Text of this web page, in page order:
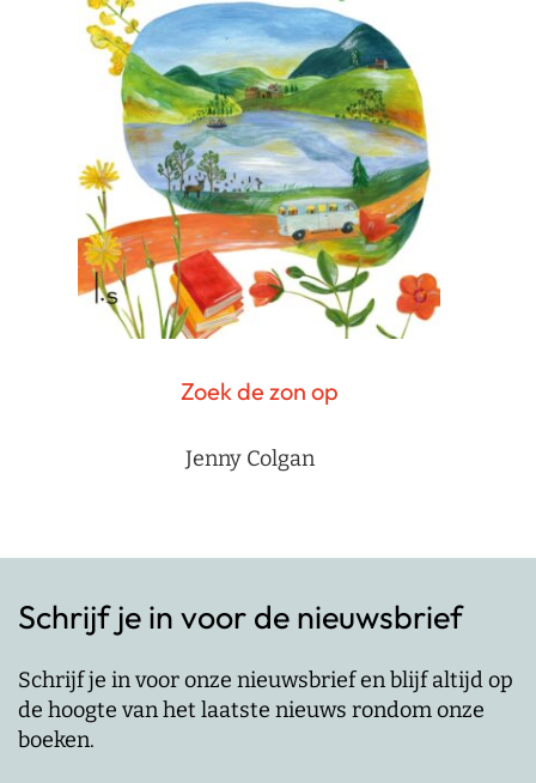
Zoek de zon op
Jenny Colgan
Schrijf je in voor de nieuwsbrief
Schrijf je in voor onze nieuwsbrief en blijf altijd op
de hoogte van het laatste nieuws rondom onze
boeken.